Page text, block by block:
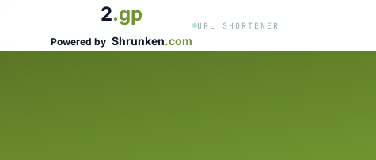
2.gp
Powered by Shrunken.com
URL SHORTENER